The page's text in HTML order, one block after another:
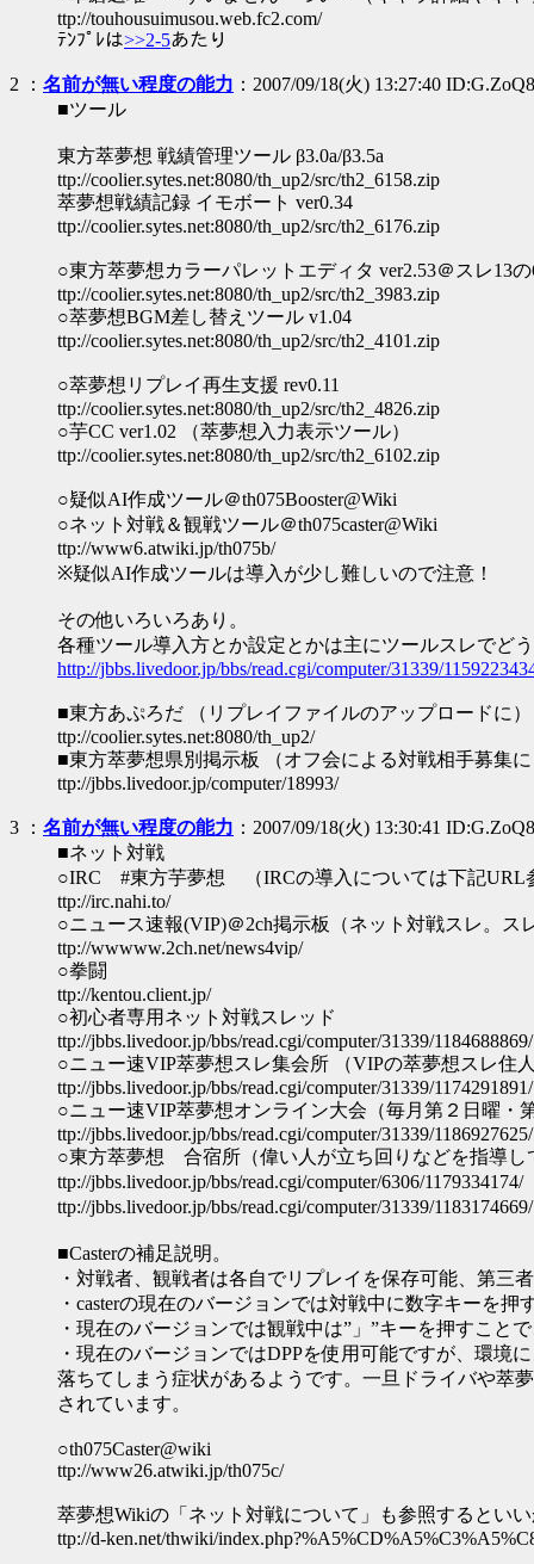
ttp://touhousuimusou.web.fc2.com/
ﾃﾝﾌﾟﾚは>>2-5あたり
2 ： 名前が無い程度の能力 ：2007/09/18(火) 13:27:40
■ツール
東方萃夢想 戦績管理ツール β3.0a/β3.5a
ttp://coolier.sytes.net:8080/th_up2/src/th2_6158.zip
萃夢想戦績記録 イモボート ver0.34
ttp://coolier.sytes.net:8080/th_up2/src/th2_6176.zip
○東方萃夢想カラーパレットエディタ ver2.53＠スレ13の
ttp://coolier.sytes.net:8080/th_up2/src/th2_3983.zip
○萃夢想BGM差し替えツール v1.04
ttp://coolier.sytes.net:8080/th_up2/src/th2_4101.zip
○萃夢想リプレイ再生支援 rev0.11
ttp://coolier.sytes.net:8080/th_up2/src/th2_4826.zip
○芋CC ver1.02 （萃夢想入力表示ツール）
ttp://coolier.sytes.net:8080/th_up2/src/th2_6102.zip
○疑似AI作成ツール＠th075Booster@Wiki
○ネット対戦＆観戦ツール＠th075caster@Wiki
ttp://www6.atwiki.jp/th075b/
※疑似AI作成ツールは導入が少し難しいので注意！
その他いろいろあり。
各種ツール導入方とか設定とかは主にツールスレでどう
http://jbbs.livedoor.jp/bbs/read.cgi/computer/31339/
■東方あぷろだ （リプレイファイルのアップロードに）
ttp://coolier.sytes.net:8080/th_up2/
■東方萃夢想県別掲示板 （オフ会による対戦相手募集に
ttp://jbbs.livedoor.jp/computer/18993/
3 ： 名前が無い程度の能力 ：2007/09/18(火) 13:30:41
■ネット対戦
○IRC #東方芋夢想 （IRCの導入については下記URL
ttp://irc.nahi.to/
○ニュース速報(VIP)＠2ch掲示板（ネット対戦スレ。ス
ttp://wwwww.2ch.net/news4vip/
○拳闘
ttp://kentou.client.jp/
○初心者専用ネット対戦スレッド
ttp://jbbs.livedoor.jp/bbs/read.cgi/computer/31339/1184688869/
○ニュー速VIP萃夢想スレ集会所 （VIPの萃夢想スレ住
ttp://jbbs.livedoor.jp/bbs/read.cgi/computer/31339/1174291891/
○ニュー速VIP萃夢想オンライン大会（毎月第２日曜・
ttp://jbbs.livedoor.jp/bbs/read.cgi/computer/31339/1186927625/
○東方萃夢想 合宿所（偉い人が立ち回りなどを指導し
ttp://jbbs.livedoor.jp/bbs/read.cgi/computer/6306/
ttp://jbbs.livedoor.jp/bbs/read.cgi/computer/31339/
■Casterの補足説明。
・対戦者、観戦者は各自でリプレイを保存可能、第三
・casterの現在のバージョンでは対戦中に数字キーを押
・現在のバージョンでは観戦中は”」”キーを押すこと
・現在のバージョンではDPPを使用可能ですが、環境
落ちてしまう症状があるようです。一旦ドライバや萃
されています。
○th075Caster@wiki
ttp://www26.atwiki.jp/th075c/
萃夢想Wikiの「ネット対戦について」も参照するといい
ttp://d-ken.net/thwiki/